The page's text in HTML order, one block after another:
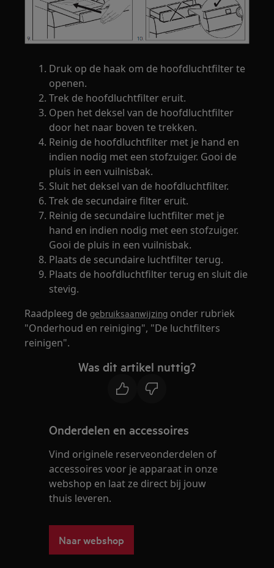
Druk op de haak om de hoofdluchtfilter te
openen.
Trek de hoofdluchtfilter eruit.
Open het deksel van de hoofdluchtfilter
door het naar boven te trekken.
Reinig de hoofdluchtfilter met je hand en
indien nodig met een stofzuiger. Gooi de
pluis in een vuilnisbak.
Sluit het deksel van de hoofdluchtfilter.
Trek de secundaire filter eruit.
Reinig de secundaire luchtfilter met je
hand en indien nodig met een stofzuiger.
Gooi de pluis in een vuilnisbak.
Plaats de secundaire luchtfilter terug.
Plaats de hoofdluchtfilter terug en sluit die
stevig.
Raadpleeg degebruiksaanwijzing onder rubriek
"Onderhoud en reiniging", "De luchtfilters
reinigen".
Was dit artikel nuttig?
Onderdelen en accessoires
Vind originele reserveonderdelen of
accessoires voor je apparaat in onze
webshop en laat ze direct bij jouw
thuis leveren.
Naar webshop